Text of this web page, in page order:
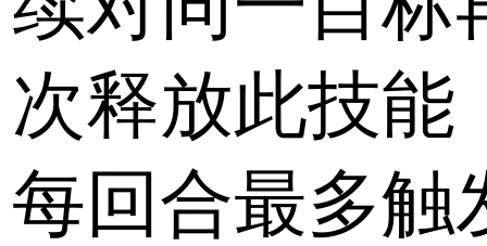
次释放此技能
每回合最多触